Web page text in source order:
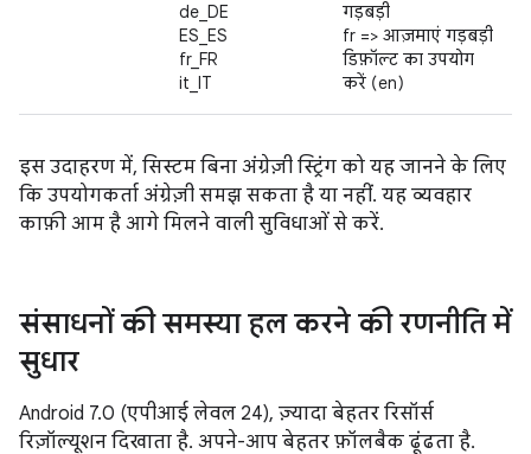
de_DE
ES_ES
fr_FR
it_IT
गड़बड़ी
fr => आज़माएं गड़बड़ी
डिफ़ॉल्ट का उपयोग
करें (en)
इस उदाहरण में, सिस्टम बिना अंग्रेज़ी स्ट्रिंग को यह जानने के लिए
कि उपयोगकर्ता अंग्रेज़ी समझ सकता है या नहीं. यह व्यवहार
काफ़ी आम है आगे मिलने वाली सुविधाओं से करें.
संसाधनों की समस्या हल करने की रणनीति में
सुधार
Android 7.0 (एपीआई लेवल 24), ज़्यादा बेहतर रिसॉर्स
रिज़ॉल्यूशन दिखाता है. अपने-आप बेहतर फ़ॉलबैक ढूंढता है.